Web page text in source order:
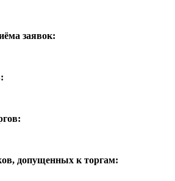
заявок:
допущенных к торгам: